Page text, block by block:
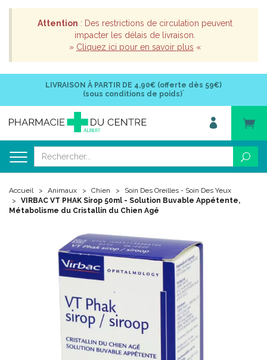
Attention : Des restrictions de circulation peuvent
impacter les délais de livraison.
» Cliquez ici pour en savoir plus «
LIVRAISON À PARTIR DE 4,90€ (offerte dès 59€)
(sous conditions de poids)*
Accueil Animaux Chien
Soin Des Oreilles - Soin Des Yeux
VIRBAC VT PHAK Sirop 50ml - Solution Buvable Appétente,
Métabolisme du Cristallin du Chien Agé